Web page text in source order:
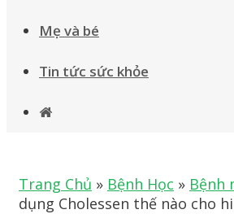
Mẹ và bé
Tin tức sức khỏe
Trang Chủ » Bệnh Học » Bệnh
dụng Cholessen thế nào cho